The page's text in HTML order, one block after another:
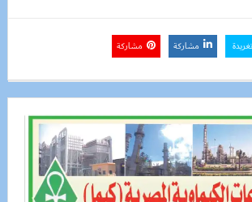
تغريدة مشاركة مشاركة